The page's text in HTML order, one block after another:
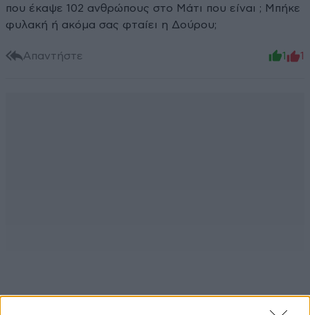
που έκαψε 102 ανθρώπους στο Μάτι που είναι ; Μπήκε
φυλακή ή ακόμα σας φταίει η Δούρου;
Απαντήστε 1 1